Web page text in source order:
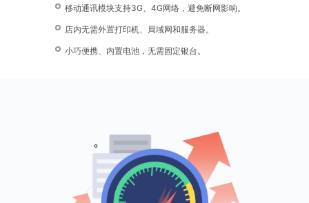
移动通讯模块支持3G、4G网络，避免断网影响。
店内无需外置打印机、局域网和服务器。
小巧便携、内置电池，无需固定银台。